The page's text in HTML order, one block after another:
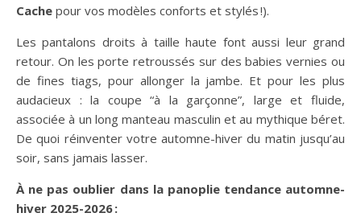
Cache pour vos modèles conforts et stylés !).
Les pantalons droits à taille haute font aussi leur grand
retour. On les porte retroussés sur des babies vernies ou
de fines tiags, pour allonger la jambe. Et pour les plus
audacieux : la coupe “à la garçonne”, large et fluide,
associée à un long manteau masculin et au mythique béret.
De quoi réinventer votre automne-hiver du matin jusqu’au
soir, sans jamais lasser.
À ne pas oublier dans la panoplie tendance automne-
hiver 2025-2026 :